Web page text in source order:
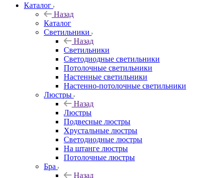
Каталог
Назад
Каталог
Светильники
Назад
Светильники
Светодиодные светильники
Потолочные светильники
Настенные светильники
Настенно-потолочные светильники
Люстры
Назад
Люстры
Подвесные люстры
Хрустальные люстры
Светодиодные люстры
На штанге люстры
Потолочные люстры
Бра
Назад